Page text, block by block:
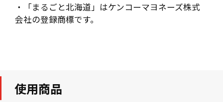
・「まるごと北海道」はケンコーマヨネーズ株式
会社の登録商標です。
使用商品